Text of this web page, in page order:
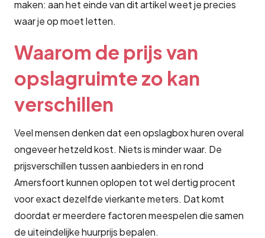
maken: aan het einde van dit artikel weet je precies
waar je op moet letten.
Waarom de prijs van
opslagruimte zo kan
verschillen
Veel mensen denken dat een opslagbox huren overal
ongeveer hetzeld kost. Niets is minder waar. De
prijsverschillen tussen aanbieders in en rond
Amersfoort kunnen oplopen tot wel dertig procent
voor exact dezelfde vierkante meters. Dat komt
doordat er meerdere factoren meespelen die samen
de uiteindelijke huurprijs bepalen.